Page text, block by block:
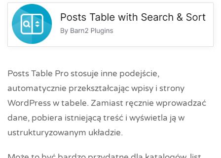
Posts Table Pro stosuje inne podejście,
automatycznie przekształcając wpisy i strony
WordPress w tabele. Zamiast ręcznie wprowadzać
dane, pobiera istniejącą treść i wyświetla ją w
ustrukturyzowanym układzie.